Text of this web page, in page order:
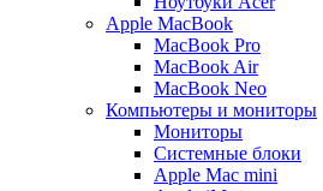
Apple MacBook
MacBook Pro
MacBook Air
MacBook Neo
Компьютеры и мониторы
Мониторы
Системные блоки
Apple Mac mini